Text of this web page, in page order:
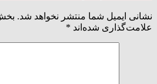
نشانی ایمیل شما منتشر نخواهد شد.
علامت‌گذاری شده‌اند *